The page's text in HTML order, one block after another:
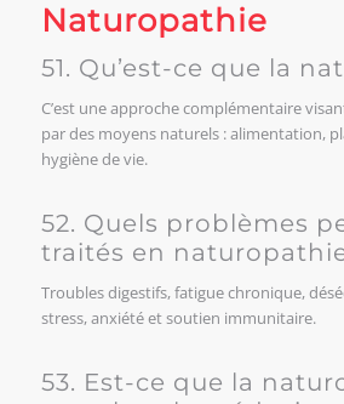
Naturopathie
51. Qu’est-ce que la
C’est une approche complémentaire
par des moyens naturels : alimentation,
hygiène de vie.
52. Quels problèmes
traités en
Troubles digestifs, fatigue chronique,
stress, anxiété et soutien immunitaire.
53. Est-ce que la